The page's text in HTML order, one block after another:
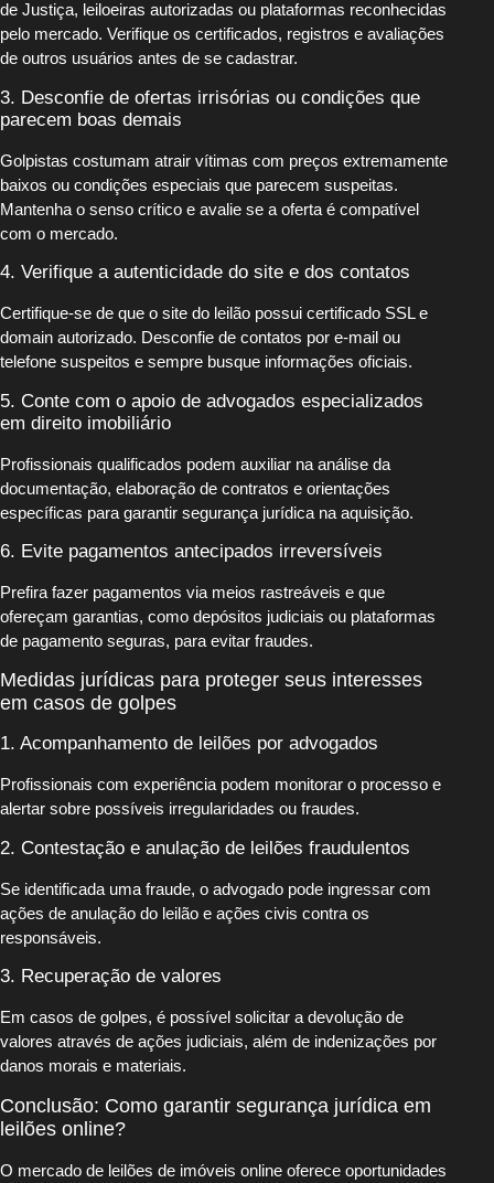
de Justiça, leiloeiras autorizadas ou plataformas reconhecidas
pelo mercado. Verifique os certificados, registros e avaliações
de outros usuários antes de se cadastrar.
3. Desconfie de ofertas irrisórias ou condições que
parecem boas demais
Golpistas costumam atrair vítimas com preços extremamente
baixos ou condições especiais que parecem suspeitas.
Mantenha o senso crítico e avalie se a oferta é compatível
com o mercado.
4. Verifique a autenticidade do site e dos contatos
Certifique-se de que o site do leilão possui certificado SSL e
domain autorizado. Desconfie de contatos por e-mail ou
telefone suspeitos e sempre busque informações oficiais.
5. Conte com o apoio de advogados especializados
em direito imobiliário
Profissionais qualificados podem auxiliar na análise da
documentação, elaboração de contratos e orientações
específicas para garantir segurança jurídica na aquisição.
6. Evite pagamentos antecipados irreversíveis
Prefira fazer pagamentos via meios rastreáveis e que
ofereçam garantias, como depósitos judiciais ou plataformas
de pagamento seguras, para evitar fraudes.
Medidas jurídicas para proteger seus interesses
em casos de golpes
1. Acompanhamento de leilões por advogados
Profissionais com experiência podem monitorar o processo e
alertar sobre possíveis irregularidades ou fraudes.
2. Contestação e anulação de leilões fraudulentos
Se identificada uma fraude, o advogado pode ingressar com
ações de anulação do leilão e ações civis contra os
responsáveis.
3. Recuperação de valores
Em casos de golpes, é possível solicitar a devolução de
valores através de ações judiciais, além de indenizações por
danos morais e materiais.
Conclusão: Como garantir segurança jurídica em
leilões online?
O mercado de leilões de imóveis online oferece oportunidades